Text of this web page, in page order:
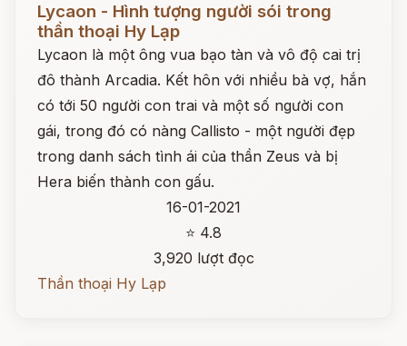
Lycaon - Hình tượng người sói trong
thần thoại Hy Lạp
Lycaon là một ông vua bạo tàn và vô độ cai trị
đô thành Arcadia. Kết hôn với nhiều bà vợ, hắn
có tới 50 người con trai và một số người con
gái, trong đó có nàng Callisto - một người đẹp
trong danh sách tình ái của thần Zeus và bị
Hera biến thành con gấu.
16-01-2021
⭐ 4.8
3,920 lượt đọc
Thần thoại Hy Lạp